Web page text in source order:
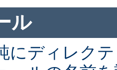
ル
にディレク